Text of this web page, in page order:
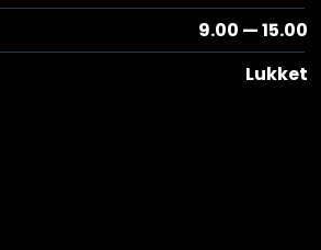
9.00 — 15.00
Lukket